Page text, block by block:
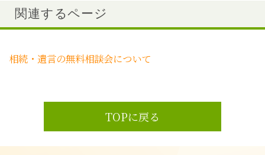
関連するページ
相続・遺言の無料相談会について
TOPに戻る